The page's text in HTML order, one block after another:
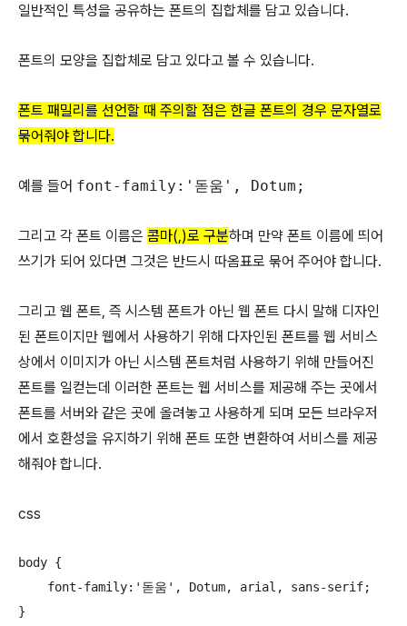
일반적인 특성을 공유하는 폰트의 집합체를 담고 있습니다.
폰트의 모양을 집합체로 담고 있다고 볼 수 있습니다.
폰트 패밀리를 선언할 때 주의할 점은 한글 폰트의 경우 문자열로
묶어줘야 합니다.
예를 들어 font-family:'돋움', Dotum;
그리고 각 폰트 이름은 콤마(,)로 구분하며 만약 폰트 이름에 띄어
쓰기가 되어 있다면 그것은 반드시 따옴표로 묶어 주어야 합니다.
그리고 웹 폰트, 즉 시스템 폰트가 아닌 웹 폰트 다시 말해 디자인
된 폰트이지만 웹에서 사용하기 위해 다자인된 폰트를 웹 서비스
상에서 이미지가 아닌 시스템 폰트처럼 사용하기 위해 만들어진
폰트를 일컫는데 이러한 폰트는 웹 서비스를 제공해 주는 곳에서
폰트를 서버와 같은 곳에 올려놓고 사용하게 되며 모든 브라우저
에서 호환성을 유지하기 위해 폰트 또한 변환하여 서비스를 제공
해줘야 합니다.
css
body {
    font-family:'돋움', Dotum, arial, sans-serif;
}